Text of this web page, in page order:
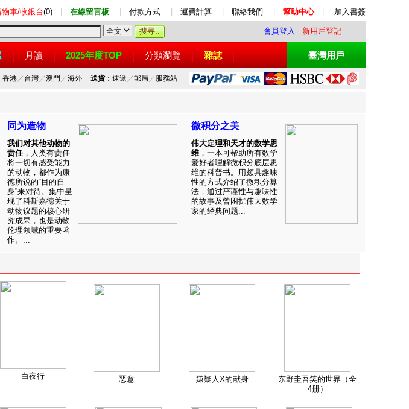
物車/收銀台(0) 在線留言板 付款方式 運費計算 聯絡我們 幫助中心 加入書簽
會員登入 新用戶登記
月讀 2025年度TOP 分類瀏覽 雜誌 臺灣用戶
香港／ 台灣／澳門 ／海外 送貨：速遞 ／郵局 ／ 服務站
同为造物
我们对其他动物的
责任，人类有责任
将一切有感受能力
的动物，都作为康
德所说的“目的自
身”来对待。集中呈
现了科斯嘉德关于
动物议题的核心研
究成果，也是动物
伦理领域的重要著
作。...
微积分之美
伟大定理和天才的数学思
维 ，一本可帮助所有数学
爱好者理解微积分底层思
维的科普书。用颇具趣味
性的方式介绍了微积分算
法，通过严谨性与趣味性
的故事及曾困扰伟大数学
家的经典问题...
白夜行 恶意 嫌疑人X的献身
东野圭吾笑的世界（全
4册）